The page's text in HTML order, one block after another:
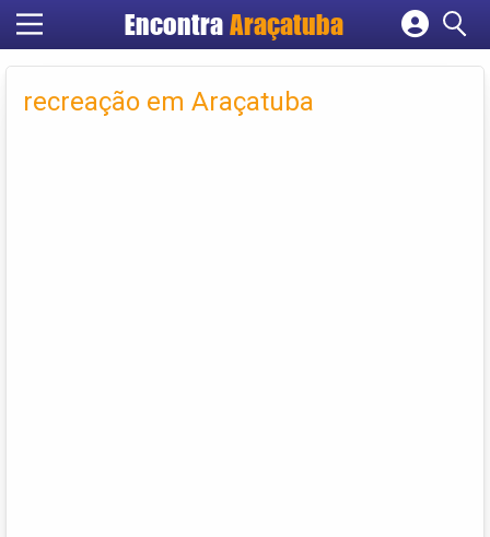
Encontra Araçatuba
Cadastrar empresa
Criar conta
recreação em Araçatuba